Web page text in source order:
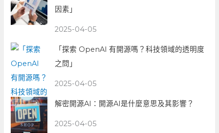
因素」
2025-04-05
「探索 OpenAI 有開源嗎？科技領域的透明度
之問」
2025-04-05
解密開源AI：開源AI是什麼意思及其影響？
2025-04-05